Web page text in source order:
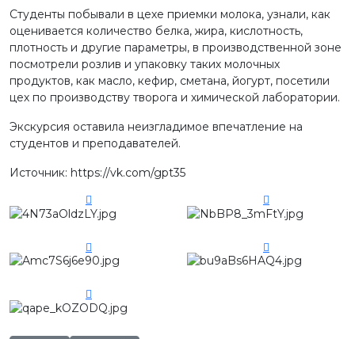
Студенты побывали в цехе приемки молока, узнали, как
оценивается количество белка, жира, кислотность,
плотность и другие параметры, в производственной зоне
посмотрели розлив и упаковку таких молочных
продуктов, как масло, кефир, сметана, йогурт, посетили
цех по производству творога и химической лаборатории.
Экскурсия оставила неизгладимое впечатление на
студентов и преподавателей.
Источник: https://vk.com/gpt35